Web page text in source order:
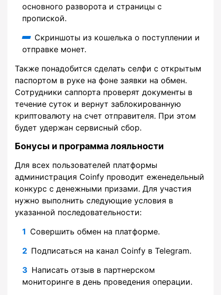
основного разворота и страницы с
пропиской.
Скриншоты из кошелька о поступлении и
отправке монет.
Также понадобится сделать селфи с открытым
паспортом в руке на фоне заявки на обмен.
Сотрудники саппорта проверят документы в
течение суток и вернут заблокированную
криптовалюту на счет отправителя. При этом
будет удержан сервисный сбор.
Бонусы и программа лояльности
Для всех пользователей платформы
администрация Coinfy проводит еженедельный
конкурс с денежными призами. Для участия
нужно выполнить следующие условия в
указанной последовательности:
Совершить обмен на платформе.
Подписаться на канал Coinfy в Telegram.
Написать отзыв в партнерском
мониторинге в день проведения операции.